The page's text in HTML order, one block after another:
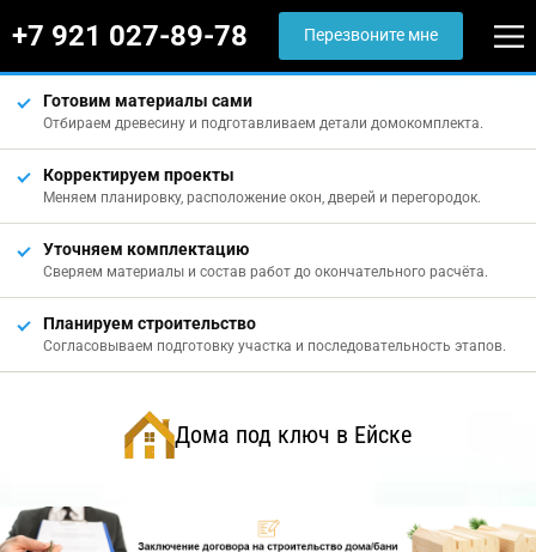
+7 921 027-89-78 Перезвоните мне
Готовим материалы сами
Отбираем древесину и подготавливаем детали домокомплекта.
Корректируем проекты
Меняем планировку, расположение окон, дверей и перегородок.
Уточняем комплектацию
Сверяем материалы и состав работ до окончательного расчёта.
Планируем строительство
Согласовываем подготовку участка и последовательность этапов.
Дома под ключ в Ейске